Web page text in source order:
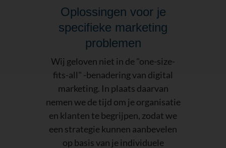
Oplossingen voor je
specifieke marketing
problemen
Wij geloven niet in de "one-size-
fits-all" -benadering van digital
marketing. In plaats daarvan
nemen we de tijd om je organisatie
en klanten te begrijpen, zodat we
een strategie kunnen aanbevelen
op basis van je individuele